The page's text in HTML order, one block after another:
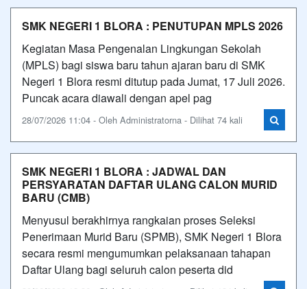
SMK NEGERI 1 BLORA : PENUTUPAN MPLS 2026
Kegiatan Masa Pengenalan Lingkungan Sekolah
(MPLS) bagi siswa baru tahun ajaran baru di SMK
Negeri 1 Blora resmi ditutup pada Jumat, 17 Juli 2026.
Puncak acara diawali dengan apel pag
28/07/2026 11:04 - Oleh Administratorna - Dilihat 74 kali
SMK NEGERI 1 BLORA : JADWAL DAN
PERSYARATAN DAFTAR ULANG CALON MURID
BARU (CMB)
Menyusul berakhirnya rangkaian proses Seleksi
Penerimaan Murid Baru (SPMB), SMK Negeri 1 Blora
secara resmi mengumumkan pelaksanaan tahapan
Daftar Ulang bagi seluruh calon peserta did